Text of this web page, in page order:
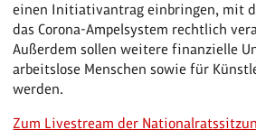
einen Initiativantrag einbringen, mit
das Corona-Ampelsystem rechtlich
Außerdem sollen weitere finanzielle
arbeitslose Menschen sowie für
werden.
Zum Livestream der